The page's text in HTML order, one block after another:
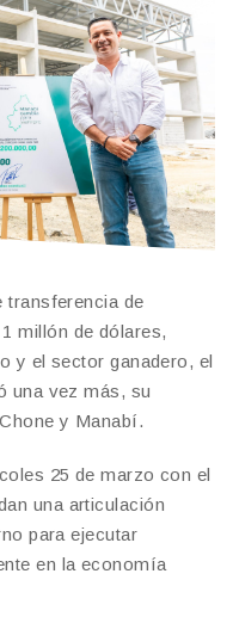
transferencia de
millón de dólares,
y el sector ganadero, el
una vez más, su
y Manabí.
25 de marzo con el
una articulación
para ejecutar
en la economía